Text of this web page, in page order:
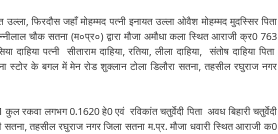
उल्ला, फिरदौस जहाँ मोहम्मद पत्नी इनायत उल्ला ओवैश मोहम्मद मुदस्सिर पिता
चौक सतना (म०प्र०) द्वारा मौजा अमौधा कला स्थित आराजी क्र0 763
पत्नी सीताराम दाहिया, रतिया, लीला दाहिया, संतोष दाहिया पिता
स्टोर के बगल में मेन रोड शुक्लान टोला डिलौरा सतना, तहसील रघुराज नगर
रकवा लगभग 0.1620 हे0 एवं रविकांत चतुर्वेदी पिता अवध बिहारी चतुर्वेदी
सतना, तहसील रघुराज नगर जिला सतना म.प्र. मौजा धवारी स्थित आराजी क0